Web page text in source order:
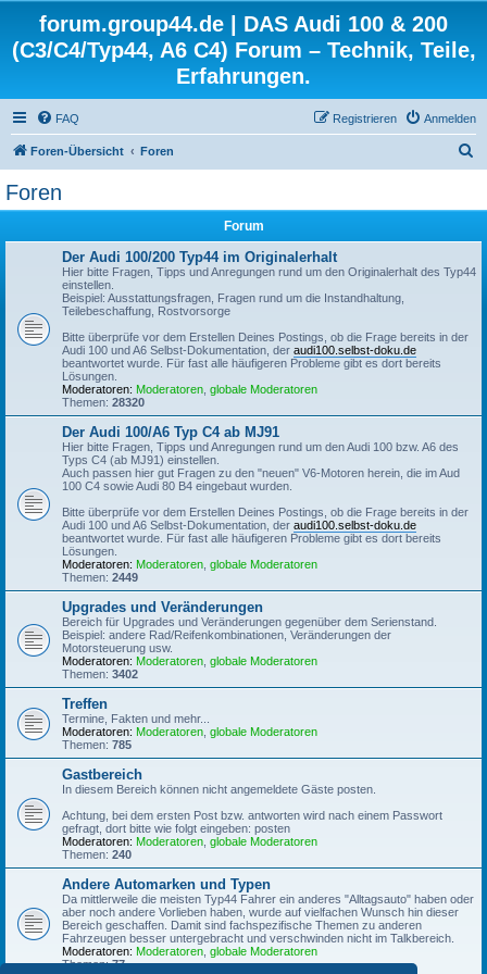
forum.group44.de | DAS Audi 100 & 200
(C3/C4/Typ44, A6 C4) Forum – Technik, Teile,
Erfahrungen.
FAQ Anmelden
Registrieren
Foren-Übersicht Foren
Foren
Forum
Der Audi 100/200 Typ44 im Originalerhalt
Hier bitte Fragen, Tipps und Anregungen rund um den Originalerhalt des Typ44
einstellen.
Beispiel: Ausstattungsfragen, Fragen rund um die Instandhaltung,
Teilebeschaffung, Rostvorsorge
Bitte überprüfe vor dem Erstellen Deines Postings, ob die Frage bereits in der
Audi 100 und A6 Selbst-Dokumentation, der audi100.selbst-doku.de
beantwortet wurde. Für fast alle häufigeren Probleme gibt es dort bereits
Lösungen.
Moderatoren: Moderatoren globale Moderatoren
Themen: 28320
Der Audi 100/A6 Typ C4 ab MJ91
Hier bitte Fragen, Tipps und Anregungen rund um den Audi 100 bzw. A6 des
Typs C4 (ab MJ91) einstellen.
Auch passen hier gut Fragen zu den "neuen" V6-Motoren herein, die im Aud
100 C4 sowie Audi 80 B4 eingebaut wurden.
Bitte überprüfe vor dem Erstellen Deines Postings, ob die Frage bereits in der
Audi 100 und A6 Selbst-Dokumentation, der audi100.selbst-doku.de
beantwortet wurde. Für fast alle häufigeren Probleme gibt es dort bereits
Lösungen.
Moderatoren: Moderatoren globale Moderatoren
Themen: 2449
Upgrades und Veränderungen
Bereich für Upgrades und Veränderungen gegenüber dem Serienstand.
Beispiel: andere Rad/Reifenkombinationen, Veränderungen der
Motorsteuerung usw.
Moderatoren: Moderatoren globale Moderatoren
Themen: 3402
Treffen
Termine, Fakten und mehr...
Moderatoren: Moderatoren globale Moderatoren
Themen: 785
Gastbereich
In diesem Bereich können nicht angemeldete Gäste posten.
Achtung, bei dem ersten Post bzw. antworten wird nach einem Passwort
gefragt, dort bitte wie folgt eingeben: posten
Moderatoren: Moderatoren globale Moderatoren
Themen: 240
Andere Automarken und Typen
Da mittlerweile die meisten Typ44 Fahrer ein anderes "Alltagsauto" haben oder
aber noch andere Vorlieben haben, wurde auf vielfachen Wunsch hin dieser
Bereich geschaffen. Damit sind fachspezifische Themen zu anderen
Fahrzeugen besser untergebracht und verschwinden nicht im Talkbereich.
Moderatoren: Moderatoren globale Moderatoren
Themen:77